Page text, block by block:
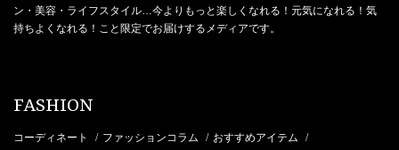
ン・美容・ライフスタイル…今よりもっと楽しくなれる！元気になれる！気
持ちよくなれる！こと限定でお届けするメディアです。
FASHION
コーディネート / ファッションコラム / おすすめアイテム /